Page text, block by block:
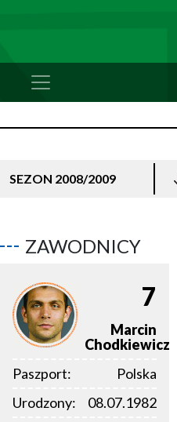
SEZON 2008/2009
ZAWODNICY
7
Marcin
Chodkiewicz
Paszport:
Polska
Urodzony:
08.07.1982